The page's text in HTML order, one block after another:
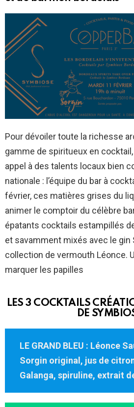
Pour dévoiler toute la richesse
gamme de spiritueux en
appel à des talents locaux bien
nationale : l’équipe du bar à
février, ces matières grises du
animer le comptoir du célèbre
épatants cocktails estampillés
et savamment mixés avec le gin
collection de vermouth Léonce.
marquer les papilles
LES 3 COCKTAILS
DE
LE GRAND BLEU : Léonce
Sorgin original, jus de
Galanga, spiruline, extrait